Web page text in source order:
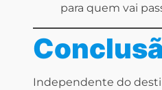
para quem vai
Independente do